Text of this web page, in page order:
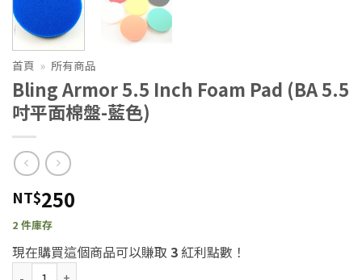
首頁 » 所有商品
Bling Armor 5.5 Inch Foam Pad (BA 5.5
吋平面棉盤-藍色)
NT$250
2 件庫存
現在購買這個商品可以賺取 3紅利點數！
Bling Armor 5.5 Inch Foam Pad (BA 5.5吋平面棉盤-藍色) 數量